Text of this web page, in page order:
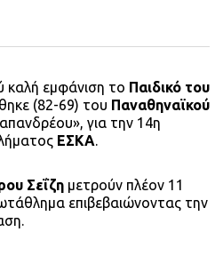
καλή εμφάνιση το Παιδικό του
(82-69) του Παναθηναϊκού
για την 14η
ΕΣΚΑ.
Σεΐζη μετρούν πλέον 11
επιβεβαιώνοντας την